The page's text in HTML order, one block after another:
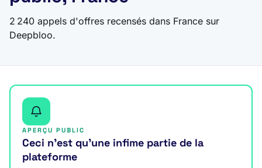
2 240 appels d'offres recensés dans France sur
Deepbloo.
APERÇU PUBLIC
Ceci n’est qu’une infime partie de la
plateforme